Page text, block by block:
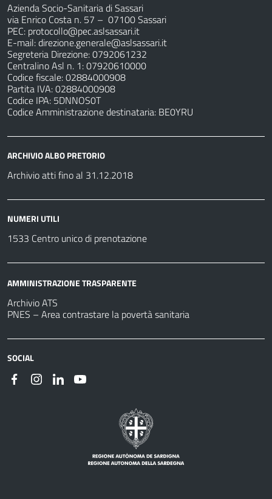
Azienda Socio-Sanitaria di Sassari
via Enrico Costa n. 57 – 07100 Sassari
PEC: protocollo@pec.aslsassari.it
E-mail:direzione.generale@aslsassari.it
Segreteria Direzione: 0792061232
Centralino Asl n. 1: 07920610000
Codice fiscale: 02884000908
Partita IVA: 02884000908
Codice IPA: 5DNNOS0T
Codice Amministrazione destinataria: BE0YRU
ARCHIVIO ALBO PRETORIO
Archivio atti fino al 31.12.2018
NUMERI UTILI
1533 Centro unico di prenotazione
AMMINISTRAZIONE TRASPARENTE
Archivio ATS
PNES – Area contrastare la povertà sanitaria
SOCIAL